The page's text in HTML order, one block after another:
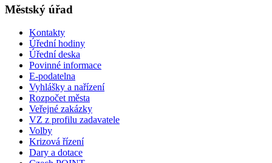
Městský úřad
Kontakty
Úřední hodiny
Úřední deska
Povinné informace
E-podatelna
Vyhlášky a nařízení
Rozpočet města
Veřejné zakázky
VZ z profilu zadavatele
Volby
Krizová řízení
Dary a dotace